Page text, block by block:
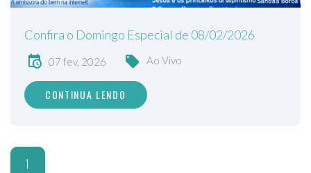
Confira o Domingo Especial de 08/02/2026
07 fev, 2026 Ao Vivo
CONTINUA LENDO
1